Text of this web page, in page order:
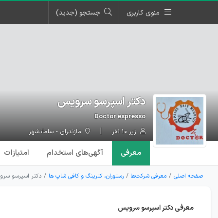
منوی کاربری جستجو (جدید)
دکتر اسپرسو سرویس
Doctor espresso
زیر ۱۰ نفر
مازندران - سلمانشهر
معرفی آگهی‌های استخدام امتیازات
صفحه اصلی معرفی شرکت‌ها رستوران، کترینگ و کافی شاپ ها دکتر اسپرسو
معرفی دکتر اسپرسو سرویس